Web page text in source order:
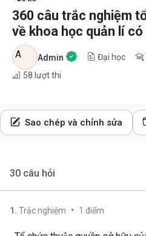
360 câu trắc nghiệm
về khoa học quản lí có
A Admin Đại học
58 lượt thi
Sao chép và chỉnh sửa
30 câu hỏi
1. Trắc nghiệm • 1 điểm